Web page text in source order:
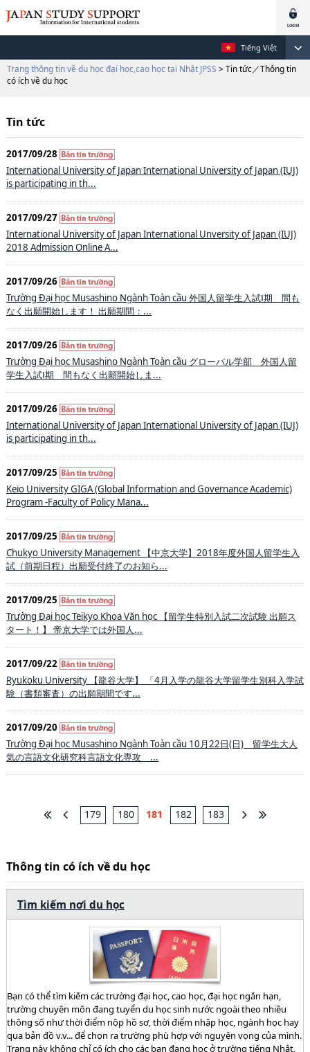
Tiếng Việt
Trang thông tin về du học đại học,cao học tại Nhật JPSS > Tin tức／Thông tin
có ích về du học
Tin tức
2017/09/28
International University of Japan International University of Japan (IUJ)
is participating in th...
2017/09/27
International University of Japan International Unversity of Japan (IUJ)
2018 Admission Online A...
2017/09/26
Trường Đại học Musashino Ngành Toàn cầu 外国人留学生入試Ⅰ期 間も
なく出願開始します！ 出願期間：...
2017/09/26
Trường Đại học Musashino Ngành Toàn cầu グローバル学部 外国人留
学生入試Ⅰ期 間もなく出願開始しま...
2017/09/26
International University of Japan International University of Japan (IUJ)
is participating in th...
2017/09/25
Keio University GIGA (Global Information and Governance Academic)
Program -Faculty of Policy Mana...
2017/09/25
Chukyo University Management 【中京大学】2018年度外国人留学生入
試（前期日程）出願受付終了のお知ら...
2017/09/25
Trường Đại học Teikyo Khoa Văn học 【留学生特別入試二次試験 出願ス
タート！】 帝京大学では外国人...
2017/09/22
Ryukoku University 【龍谷大学】 「4月入学の龍谷大学留学生別科入学試
験（書類審査）の出願期間です...
2017/09/20
Trường Đại học Musashino Ngành Toàn cầu 10月22日(日) 留学生大人
気の言語文化研究科言語文化専攻 ...
179 180 181 182 183
Thông tin có ích về du học
Tìm kiếm nơi du học
Bạn có thể tìm kiếm các trường đại học, cao học, đại học ngắn hạn,
trường chuyên môn đang tuyển du học sinh nước ngoài theo nhiều
thông số như thời điểm nộp hồ sơ, thời điểm nhập học, ngành học hay
qua bản đồ v.v... để chọn ra trường phù hợp với nguyện vọng của mình.
Trang này không chỉ có ích cho các bạn đang học ở trường tiếng Nhật,